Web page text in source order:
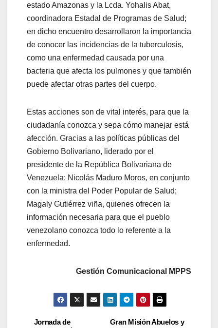
estado Amazonas y la Lcda. Yohalis Abat,
coordinadora Estadal de Programas de Salud;
en dicho encuentro desarrollaron la importancia
de conocer las incidencias de la tuberculosis,
como una enfermedad causada por una
bacteria que afecta los pulmones y que también
puede afectar otras partes del cuerpo.
Estas acciones son de vital interés, para que la
ciudadanía conozca y sepa cómo manejar está
afección. Gracias a las políticas públicas del
Gobierno Bolivariano, liderado por el
presidente de la República Bolivariana de
Venezuela; Nicolás Maduro Moros, en conjunto
con la ministra del Poder Popular de Salud;
Magaly Gutiérrez viña, quienes ofrecen la
información necesaria para que el pueblo
venezolano conozca todo lo referente a la
enfermedad.
Gestión Comunicacional MPPS
Gran Misión Abuelos y
Jornada de